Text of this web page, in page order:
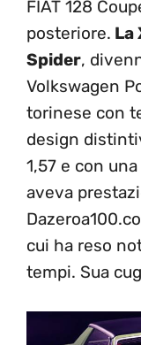
FIAT 128
posteriore. La
Spider,
Volkswagen
torinese con
design
1,57 e con
aveva
cui ha reso
tempi. Sua